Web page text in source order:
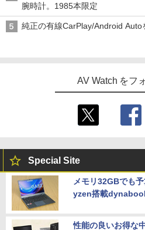
腕時計。1985本限定
純正の有線CarPlay/Android Auto
AV Watch をフ
Special Site
メモリ32GBでも
yzen搭載
性能の良いお得な